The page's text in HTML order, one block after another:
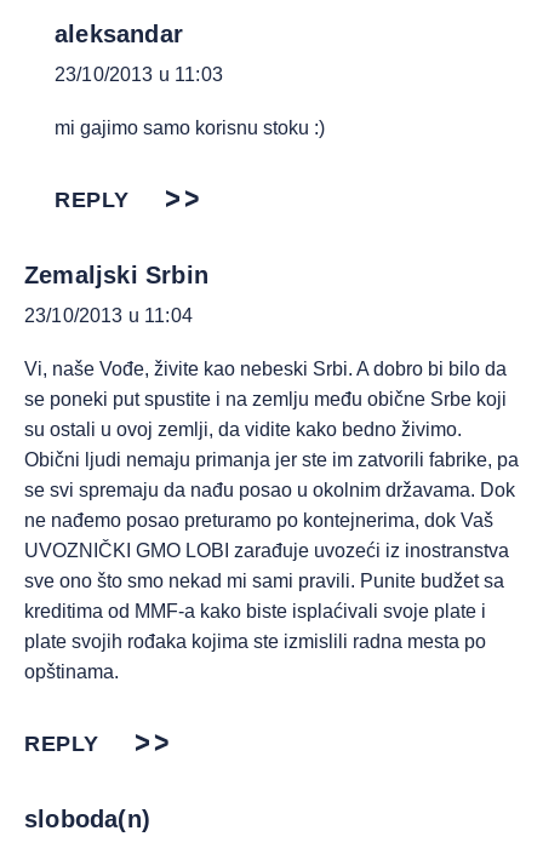
aleksandar
23/10/2013 u 11:03
mi gajimo samo korisnu stoku :)
REPLY
Zemaljski Srbin
23/10/2013 u 11:04
Vi, naše Vođe, živite kao nebeski Srbi. A dobro bi bilo da
se poneki put spustite i na zemlju među obične Srbe koji
su ostali u ovoj zemlji, da vidite kako bedno živimo.
Obični ljudi nemaju primanja jer ste im zatvorili fabrike, pa
se svi spremaju da nađu posao u okolnim državama. Dok
ne nađemo posao preturamo po kontejnerima, dok Vaš
UVOZNIČKI GMO LOBI zarađuje uvozeći iz inostranstva
sve ono što smo nekad mi sami pravili. Punite budžet sa
kreditima od MMF-a kako biste isplaćivali svoje plate i
plate svojih rođaka kojima ste izmislili radna mesta po
opštinama.
REPLY
sloboda(n)